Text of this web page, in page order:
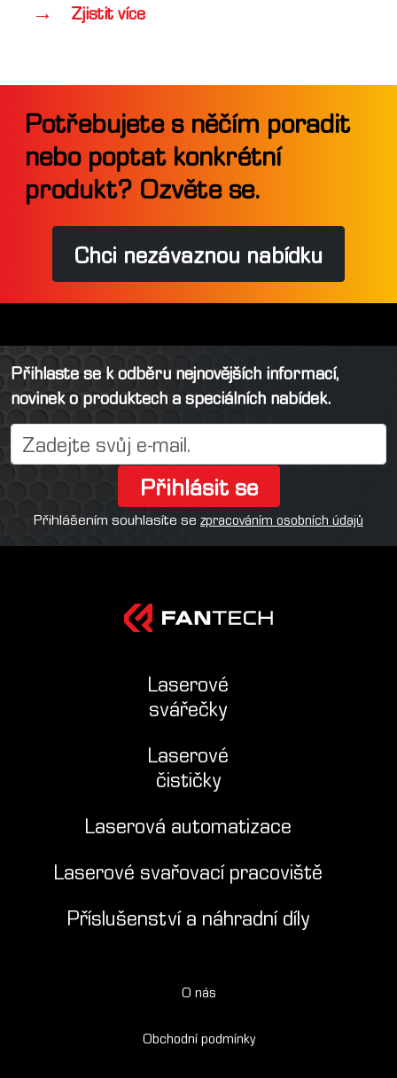
Zjistit více
Potřebujete s něčím poradit
nebo poptat konkrétní
produkt? Ozvěte se.
Chci nezávaznou nabídku
Přihlaste se k odběru nejnovějších informací,
novinek o produktech a speciálních nabídek.
Přihlásit se
Přihlášením souhlasíte se zpracováním osobních údajů
Laserové
svářečky
Laserové
čističky
Laserová automatizace
Laserové svařovací pracoviště
Příslušenství a náhradní díly
O nás
Obchodní podmínky